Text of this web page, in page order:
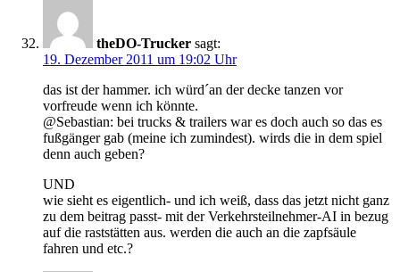
theDO-Trucker sagt:
19. Dezember 2011 um 19:02 Uhr
das ist der hammer. ich würd´an der decke tanzen vor
vorfreude wenn ich könnte.
@Sebastian: bei trucks & trailers war es doch auch so das es
fußgänger gab (meine ich zumindest). wirds die in dem spiel
denn auch geben?
UND
wie sieht es eigentlich- und ich weiß, dass das jetzt nicht ganz
zu dem beitrag passt- mit der Verkehrsteilnehmer-AI in bezug
auf die raststätten aus. werden die auch an die zapfsäule
fahren und etc.?